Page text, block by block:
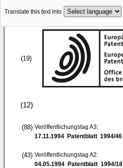
Translate this text into
(19)
(12)
(88) Veröffentlichungstag A3:
17.11.1994 Patentblatt 1994/46
(43) Veröffentlichungstag A2:
04.05.1994 Patentblatt 1994/18